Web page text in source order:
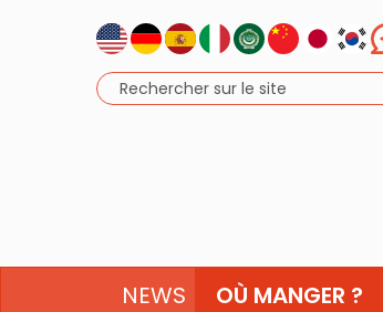
NEWS OÙ MANGER ?